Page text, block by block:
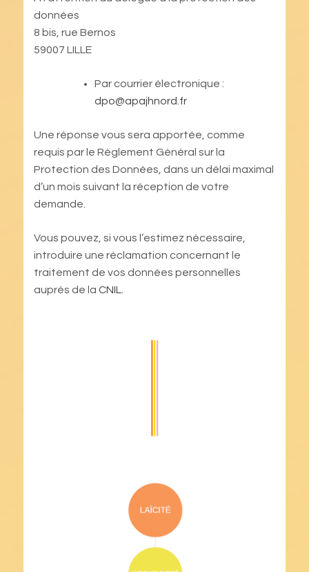
données
8 bis, rue Bernos
59007 LILLE
Par courrier électronique :
dpo@apajhnord.fr
Une réponse vous sera apportée, comme
requis par le Règlement Général sur la
Protection des Données, dans un délai maximal
d’un mois suivant la réception de votre
demande.
Vous pouvez, si vous l’estimez nécessaire,
introduire une réclamation concernant le
traitement de vos données personnelles
auprès de la CNIL